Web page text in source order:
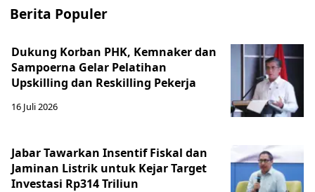
Berita Populer
Dukung Korban PHK, Kemnaker dan
Sampoerna Gelar Pelatihan
Upskilling dan Reskilling Pekerja
16 Juli 2026
Jabar Tawarkan Insentif Fiskal dan
Jaminan Listrik untuk Kejar Target
Investasi Rp314 Triliun